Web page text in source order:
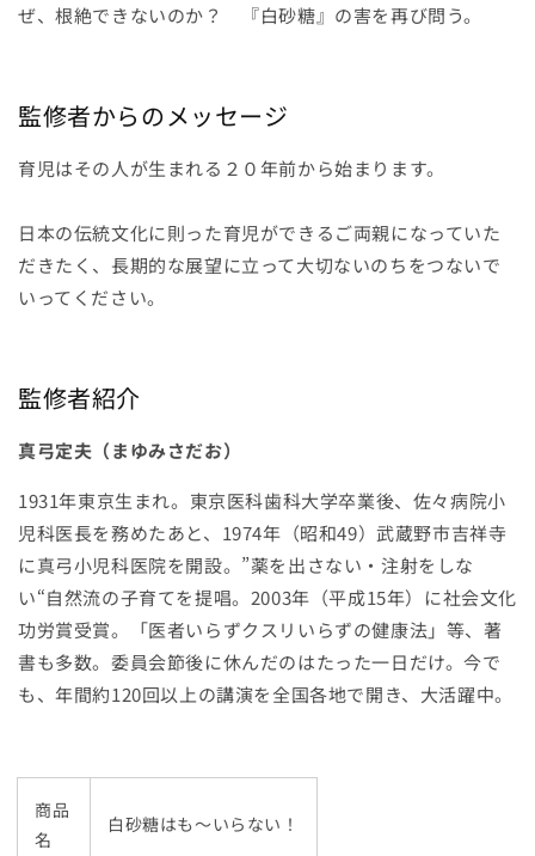
２)
量
を
減
２)
を
増
ぜ、根絶できないのか？ 『白砂糖』の害を再び問う。
監修者からのメッセージ
育児はその人が生まれる２０年前から始まります。
日本の伝統文化に則った育児ができるご両親になっていた
だきたく、長期的な展望に立って大切ないのちをつないで
いってください。
監修者紹介
真弓定夫（まゆみさだお）
1931年東京生まれ。東京医科歯科大学卒業後、佐々病院小
児科医長を務めたあと、1974年（昭和49）武蔵野市吉祥寺
に真弓小児科医院を開設。”薬を出さない・注射をしな
い“自然流の子育てを提唱。2003年（平成15年）に社会文化
功労賞受賞。「医者いらずクスリいらずの健康法」等、著
書も多数。委員会節後に休んだのはたった一日だけ。今で
も、年間約120回以上の講演を全国各地で開き、大活躍中。
商品
名
白砂糖はも〜いらない！